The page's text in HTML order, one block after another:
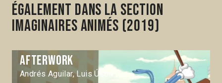
Également dans la section
Imaginaires animés (2019)
Afterwork
Andrés Aguilar, Luis Úson